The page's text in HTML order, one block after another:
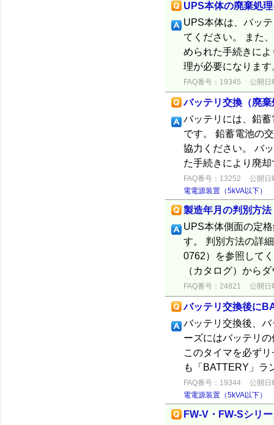
UPS本体の廃棄処
UPS本体は、バッ
てください。 また
められた手続きに
理が必要になりま
FAQ番号：19345 公開日
バッテリ交換（廃棄
バッテリには、鉛
です。 鉛蓄電池の
協力ください。 バ
た手続きにより廃
FAQ番号：13252
公開日
電電源装置（5kVA以下）
製造年月の判別方法
UPS本体側面の定
す。 判別方法の詳
0762）を参照して
（カタログ）から
FAQ番号：24821 公開日
バッテリ交換後に
バッテリ交換後、
ーズにはバッテリ
このタイマを必ず
も「BATTERY」ラ
FAQ番号：19344
公開日
電電源装置（5kVA以下）
FW-V・FW-Sシリ